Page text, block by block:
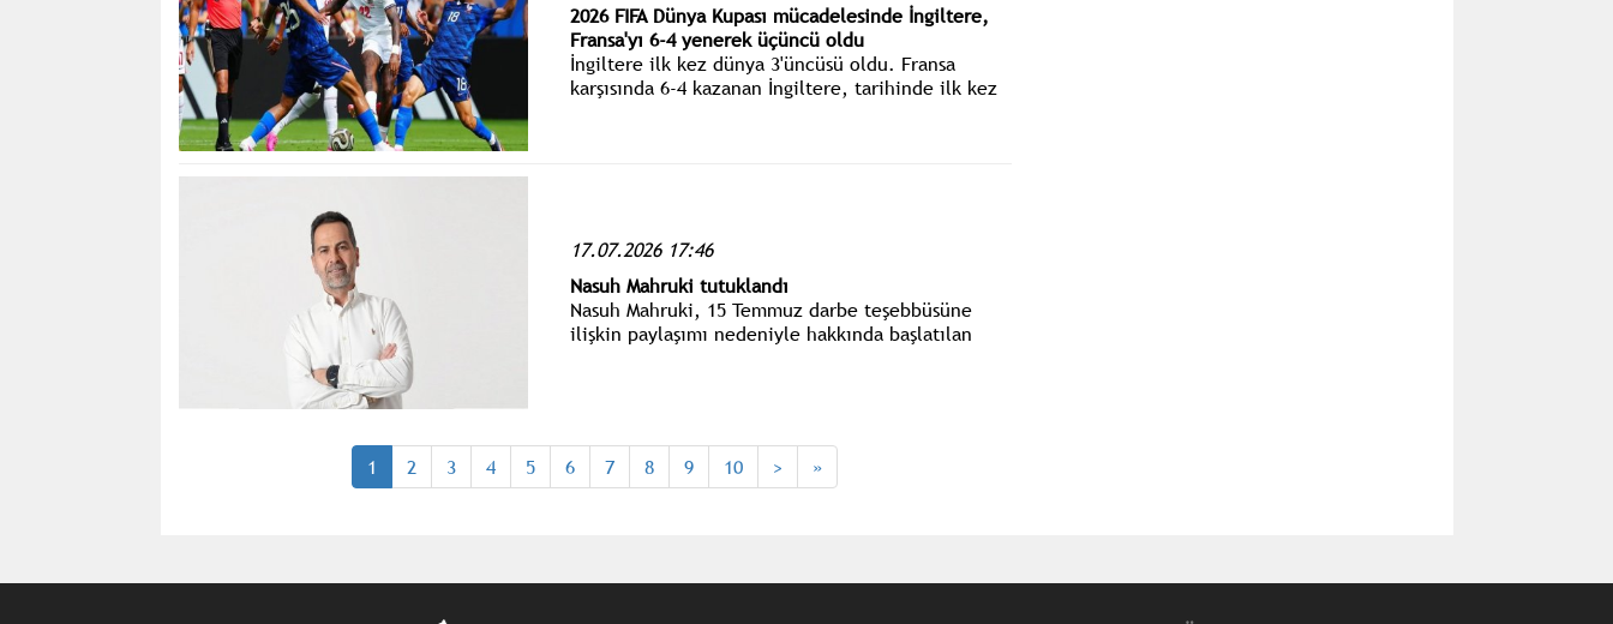
2026 FIFA Dünya Kupası mücadelesinde İngiltere,
Fransa'yı 6-4 yenerek üçüncü oldu
İngiltere ilk kez dünya 3'üncüsü oldu. Fransa
karşısında 6-4 kazanan İngiltere, tarihinde ilk kez
17.07.2026 17:46
Nasuh Mahruki tutuklandı
Nasuh Mahruki, 15 Temmuz darbe teşebbüsüne
ilişkin paylaşımı nedeniyle hakkında başlatılan
1 2 3 4 5 6 7 8 9 10 > »